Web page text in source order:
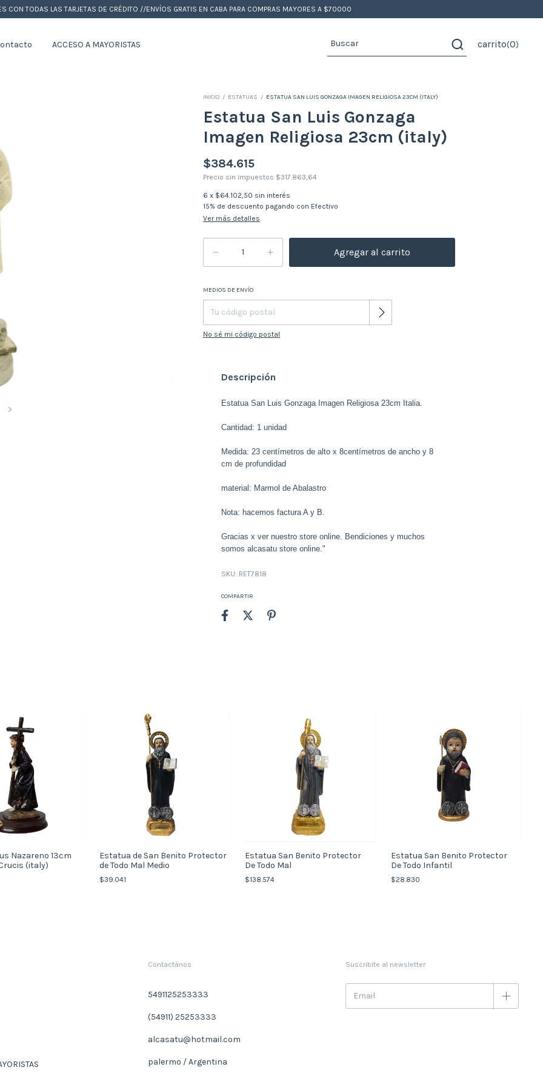
CON TODAS LAS TARJETAS DE CRÉDITO //ENVÍOS GRATIS EN CABA PARA COMPRAS MAYORES A $70000
ACCESO A MAYORISTAS carrito(0)
INICIO / ESTATUAS / ESTATUA SAN LUIS GONZAGA IMAGEN RELIGIOSA 23CM (ITALY)
Estatua San Luis Gonzaga
Imagen Religiosa 23cm (italy)
$384.615
Precio sin impuestos $317.863,64
6 x $64.102,50 sin interés
15% de descuento pagando con Efectivo
Ver más detalles
Entregas para el CP:
MEDIOS DE ENVÍO
No sé mi código postal
Descripción
Estatua San Luis Gonzaga Imagen Religiosa 23cm Italia.
Cantidad: 1 unidad
Medida: 23 centímetros de alto x 8centímetros de ancho y 8
cm de profundidad
material: Marmol de Abalastro
Nota: hacemos factura A y B.
Gracias x ver nuestro store online. Bendiciones y muchos
somos alcasatu store online."
SKU: RET7818
COMPARTIR
Nazareno 13cm
(italy)
Estatua de San Benito Protector
de Todo Mal Medio
$39.041
Estatua San Benito Protector
De Todo Mal
$138.574
Estatua San Benito Protector
De Todo Infantil
$28.830
Contactános
5491125253333
(54911) 25253333
alcasatu@hotmail.com
palermo / Argentina
Suscribite al newsletter